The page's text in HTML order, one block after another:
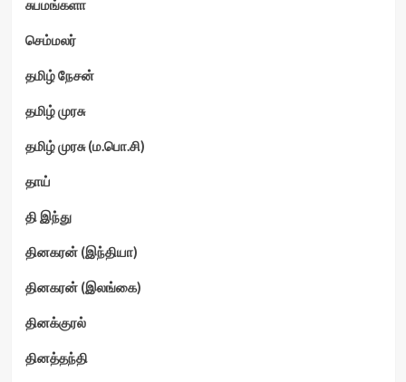
சுபமங்களா
செம்மலர்
தமிழ் நேசன்
தமிழ் முரசு
தமிழ் முரசு (ம.பொ.சி)
தாய்
தி இந்து
தினகரன் (இந்தியா)
தினகரன் (இலங்கை)
தினக்குரல்
தினத்தந்தி